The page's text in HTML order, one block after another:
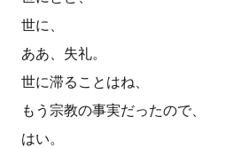
世に、
ああ、失礼。
世に滞ることはね、
もう宗教の事実だったので、
はい。